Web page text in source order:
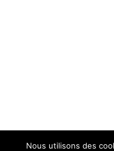
Nous utilisons des